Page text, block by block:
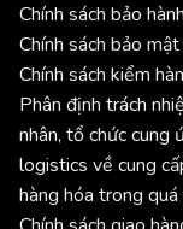
Chính sách bảo hành
Chính sách bảo
Chính sách kiểm
Phân định trách
nhân, tổ chức cung
logistics về cung
hàng hóa trong